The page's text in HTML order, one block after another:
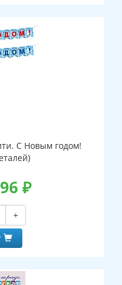
С Новым годом!
₽
+